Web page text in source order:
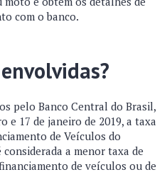
com o banco.
pelo Banco Central do Brasil,
e 17 de janeiro de 2019, a taxa
de Veículos do
a menor taxa de
de veículos ou de